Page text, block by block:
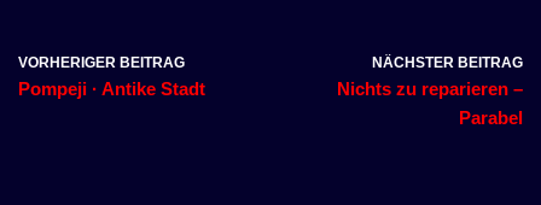
VORHERIGER BEITRAG
Pompeji · Antike Stadt
NÄCHSTER BEITRAG
Nichts zu reparieren –
Parabel